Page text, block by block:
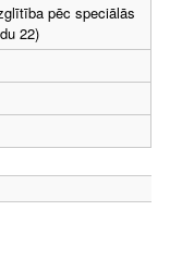
pēc speciālās
22)